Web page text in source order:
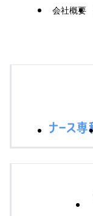
会社概要